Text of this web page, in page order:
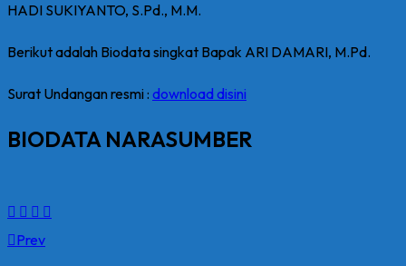
HADI SUKIYANTO, S.Pd., M.M.
Berikut adalah Biodata singkat Bapak ARI DAMARI, M.Pd.
Surat Undangan resmi : download disini
BIODATA NARASUMBER
Prev